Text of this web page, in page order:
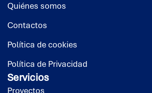
Quiénes somos
Contactos
Política de cookies
Política de Privacidad
Servicios
Proyectos